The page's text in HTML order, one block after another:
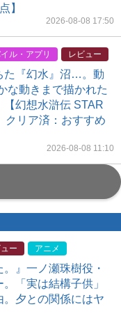
】
2026-08-08 17:50
ル・アプリ レビュー
た『幻水』沼…。動
な動きまで描かれた
幻想水滸伝 STAR
リア済：おすすめ
2026-08-08 11:10
ー アニメ
』一ノ瀬珠樹役・
「実は結構子供」
夕との関係にはヤ